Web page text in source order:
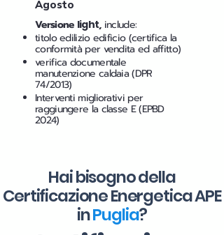
Agosto
Versione light,include:
titolo edilizio edificio (certifica la
conformità per vendita ed affitto)
verifica documentale
manutenzione caldaia (DPR
74/2013)
Interventi migliorativi per
raggiungere la classe E (EPBD
2024)
Hai bisogno della
Certificazione Energetica APE
inPuglia?